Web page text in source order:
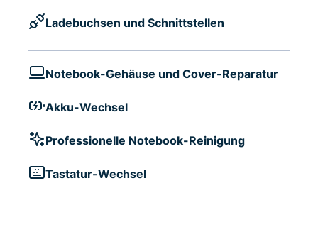
Ladebuchsen und Schnittstellen
Notebook-Gehäuse und Cover-Reparatur
Akku-Wechsel
Professionelle Notebook-Reinigung
Tastatur-Wechsel